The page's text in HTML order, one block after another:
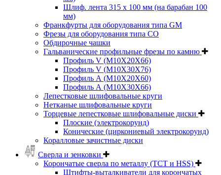
Шлиф. лента 315 х 100 мм (на барабан 100
мм)
Франкфурты для оборудования типа GM
Фрезы для оборудования типа СО
Обдирочные чашки
Гальванические профильные фрезы по камню
Профиль V (M10X20X66)
Профиль V (M10X30X76)
Профиль А (М10Х20Х60)
Профиль А (М10Х30Х66)
Лепестковые шлифовальные круги
Нетканые шлифовальные круги
Торцевые лепестковые шлифовальные диски
Плоские (электрокорунд)
Конические (циркониевый электрокорунд)
Коралловые зачистные диски
Сверла и зенковки
Корончатые сверла по металлу (TCT и HSS)
Штифты-выталкиватели для корончатых